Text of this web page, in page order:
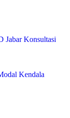
Jabar Konsultasi
Kendala